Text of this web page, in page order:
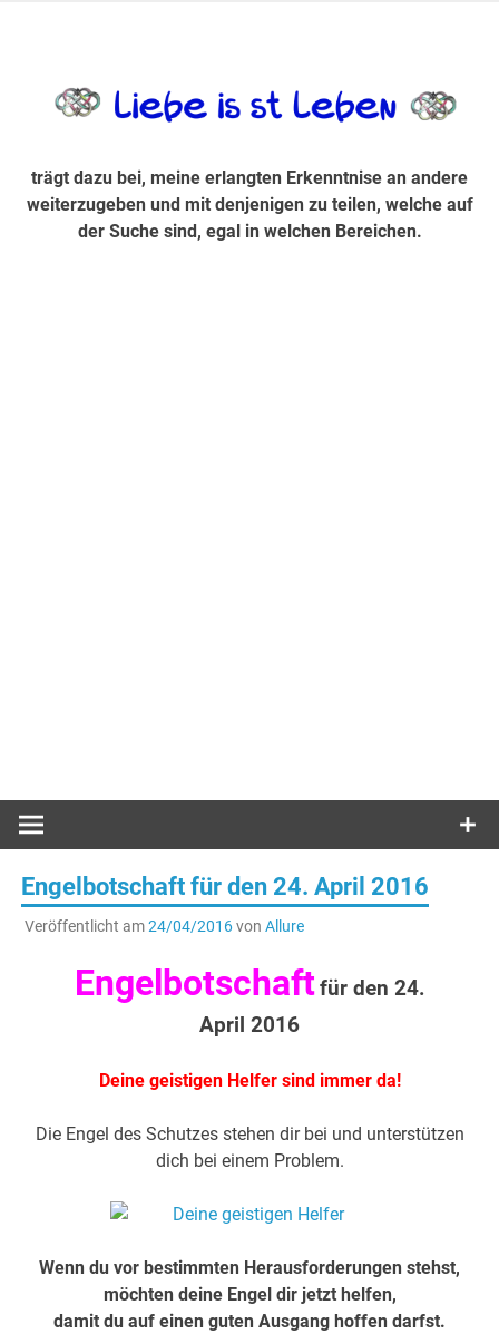
Suche sind, egal in welchen Bereichen.
trägt dazu bei, meine erlangten Erkenntnise an andere
weiterzugeben und mit denjenigen zu teilen, welche auf
der Suche sind, egal in welchen Bereichen.
Engelbotschaft für den 24. April 2016
Veröffentlicht am24/04/2016von Allure
Engelbotschaft für den 24.
April 2016
Deine geistigen Helfer sind immer da!
Die Engel des Schutzes stehen dir bei und unterstützen
dich bei einem Problem.
Wenn du vor bestimmten Herausforderungen stehst,
möchten deine Engel dir jetzt helfen,
damit du auf einen guten Ausgang hoffen darfst.